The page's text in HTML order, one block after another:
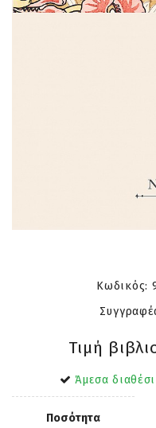
Κωδικός:
Τιμή
Άμεσα
Ποσότητα